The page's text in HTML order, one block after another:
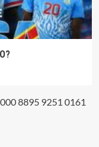
8895 9251 0161